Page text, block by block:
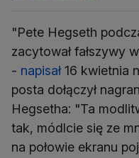
"Pete Hegseth
zacytował fałszywy
- napisał16 kwietnia
posta dołączył
Hegsetha: "Ta
tak, módlcie się ze
na połowie ekranu